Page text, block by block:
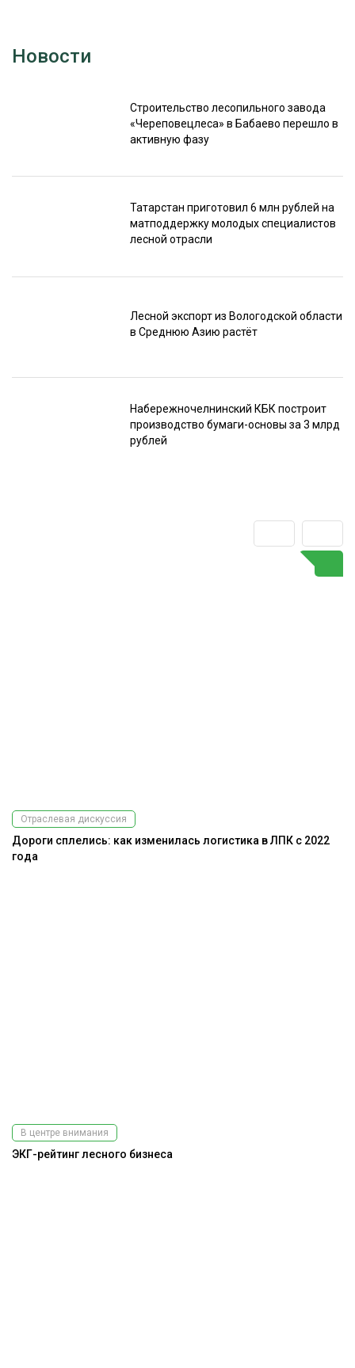
Новости
Строительство лесопильного завода
«Череповецлеса» в Бабаево перешло в
активную фазу
Татарстан приготовил 6 млн рублей на
матподдержку молодых специалистов
лесной отрасли
Лесной экспорт из Вологодской области
в Среднюю Азию растёт
Набережночелнинский КБК построит
производство бумаги-основы за 3 млрд
рублей
Отраслевая дискуссия
Дороги сплелись: как изменилась логистика в ЛПК с 2022
года
В центре внимания
ЭКГ-рейтинг лесного бизнеса